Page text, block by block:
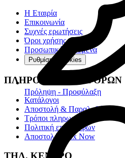
Πρόληψη - Προφύλαξη
Η Εταιρία
Επικοινωνία
Συχνές ερωτήσεις
Όροι χρήσης
Προσωπικά Δεδομένα
Ρυθμίσεις cookies
ΠΛΗΡΟΦΟΡΙΕΣ ΑΓΟΡΩΝ
Κατάλογοι
Αποστολή & Παραλαβή
Τρόποι πληρωμής
Πολιτική επιστροφών
Αποστολές Box Now
ΤΗΛ. ΚΕΝΤΡΟ